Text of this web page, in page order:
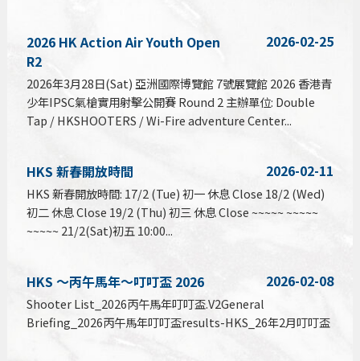
2026 HK Action Air Youth Open
R2
2026-02-25
2026年3月28日(Sat) 亞洲國際博覽館 7號展覽館 2026 香港青
少年IPSC氣槍實用射擊公開賽 Round 2 主辦單位: Double
Tap / HKSHOOTERS / Wi-Fire adventure Center...
HKS 新春開放時間 2026-02-11
HKS 新春開放時間: 17/2 (Tue) 初一 休息 Close 18/2 (Wed)
初二 休息 Close 19/2 (Thu) 初三 休息 Close ~~~~~ ~~~~~
~~~~~ 21/2(Sat)初五 10:00...
HKS ～丙午馬年～叮叮盃 2026 2026-02-08
Shooter List_2026丙午馬年叮叮盃.V2General
Briefing_2026丙午馬年叮叮盃results-HKS_26年2月叮叮盃